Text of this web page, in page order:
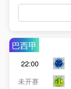
巴西甲
22:00
未开赛